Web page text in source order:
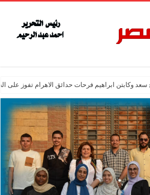
وكابتن ابراهيم فرحات حدائق الاهرام تفوز على